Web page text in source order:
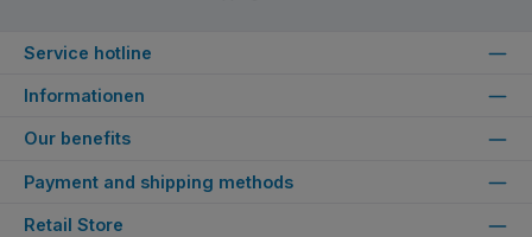
Service hotline
Informationen
Our benefits
Payment and shipping methods
Retail Store